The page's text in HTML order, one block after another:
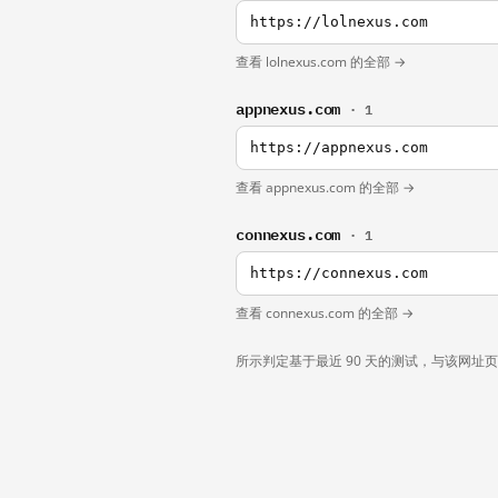
https://lolnexus.com
查看 lolnexus.com 的全部 →
appnexus.com · 1
https://appnexus.com
查看 appnexus.com 的全部 →
connexus.com · 1
https://connexus.com
查看 connexus.com 的全部 →
所示判定基于最近 90 天的测试，与该网址页